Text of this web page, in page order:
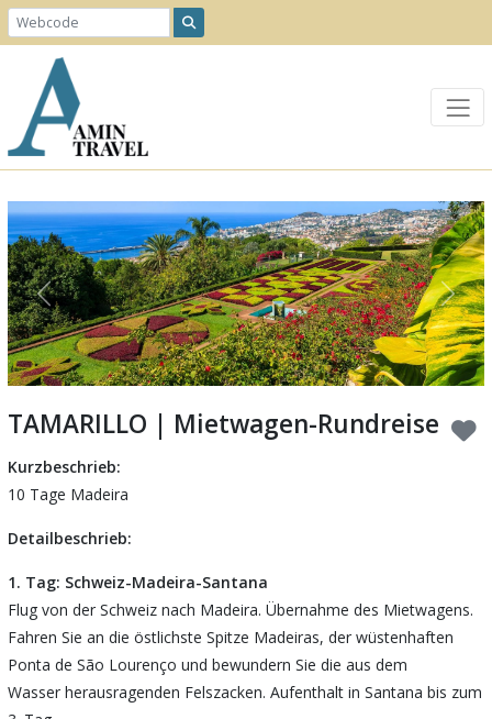
Previous Next
TAMARILLO | Mietwagen-Rundreise
Kurzbeschrieb:
10 Tage Madeira
Detailbeschrieb:
1. Tag: Schweiz-Madeira-Santana
Flug von der Schweiz nach Madeira. Übernahme des Mietwagens.
Fahren Sie an die östlichste Spitze Madeiras, der wüstenhaften
Ponta de São Lourenço und bewundern Sie die aus dem
Wasser herausragenden Felszacken. Aufenthalt in Santana bis zum